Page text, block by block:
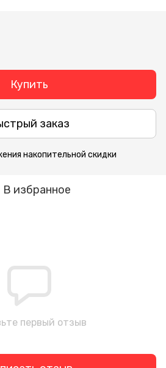
Купить
заказ
накопительной скидки
В избранное
первый отзыв